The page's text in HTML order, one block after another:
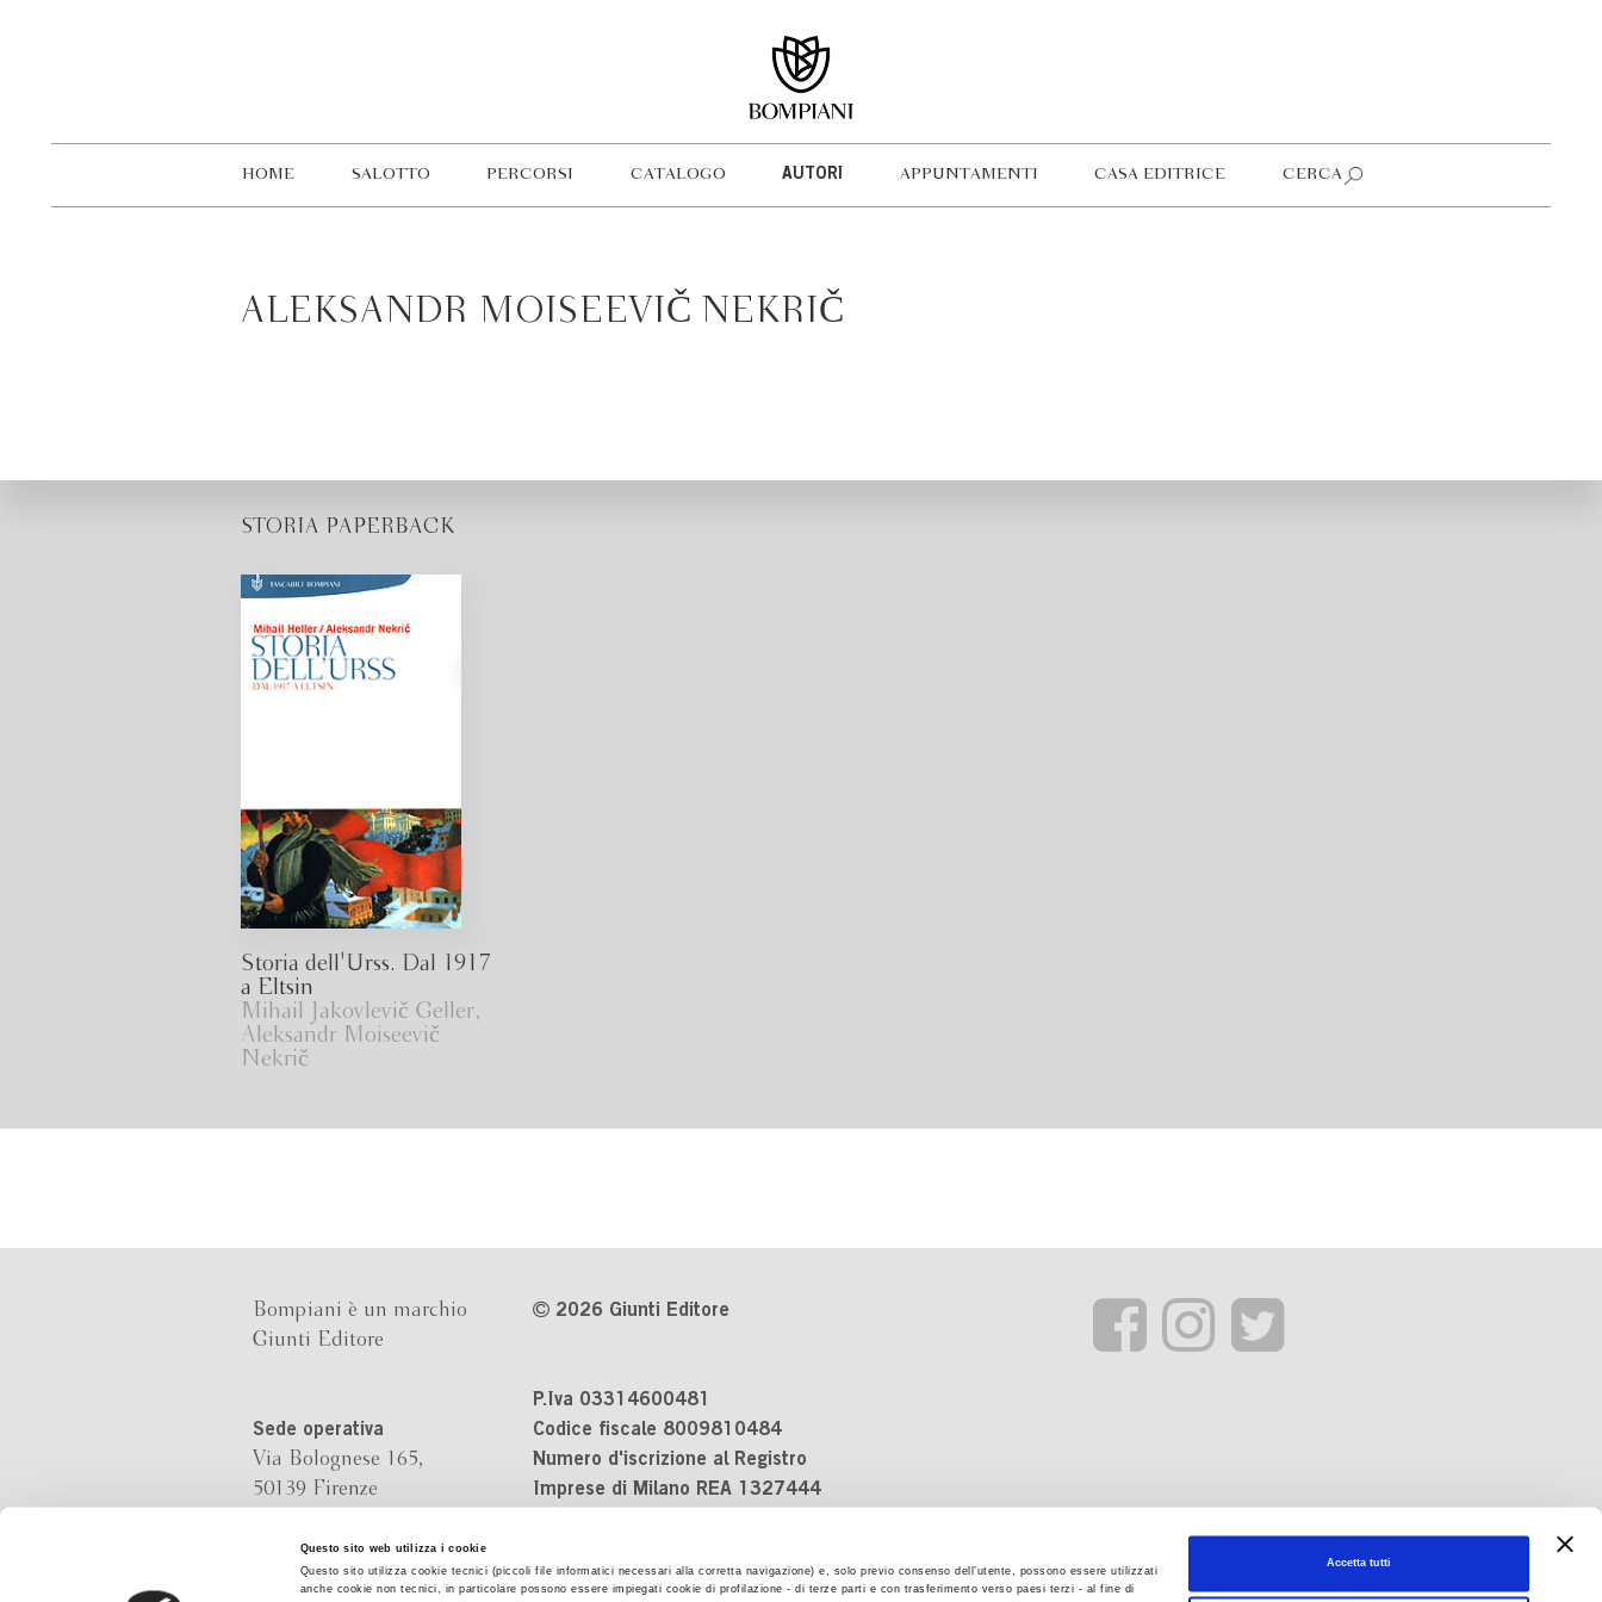
Questo sito web utilizza i cookie
Questo sito utilizza cookie tecnici (piccoli file informatici necessari alla corretta navigazione) e, solo previo consenso dell’utente, possono essere utilizzati
anche cookie non tecnici, in particolare possono essere impiegati cookie di profilazione - di terze parti e con trasferimento verso paesi terzi - al fine di
Accetta tutti
HOME SALOTTO PERCORSI CATALOGO AUTORI APPUNTAMENTI CASA EDITRICE CERCA
ALEKSANDR MOISEEVIČ NEKRIČ
STORIA PAPERBACK
Storia dell'Urss. Dal 1917
a Eltsin
Mihail Jakovlevič Geller,
Aleksandr Moiseevič
Nekrič
Bompiani è un marchio
Giunti Editore
Sede operativa
Via Bolognese 165,
50139 Firenze
Sede legale
Via G.B.Pirelli 30,
2026 Giunti Editore
P.Iva 03314600481
Codice fiscale 8009810484
Numero d'iscrizione al Registro
Imprese di Milano REA 1327444
Cookie Policy